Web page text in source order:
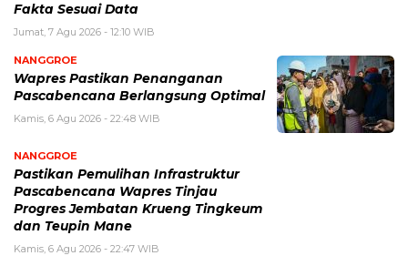
Fakta Sesuai Data
Jumat, 7 Agu 2026 - 12:10 WIB
NANGGROE
Wapres Pastikan Penanganan
Pascabencana Berlangsung Optimal
Kamis, 6 Agu 2026 - 22:48 WIB
NANGGROE
Pastikan Pemulihan Infrastruktur
Pascabencana Wapres Tinjau
Progres Jembatan Krueng Tingkeum
dan Teupin Mane
Kamis, 6 Agu 2026 - 22:47 WIB